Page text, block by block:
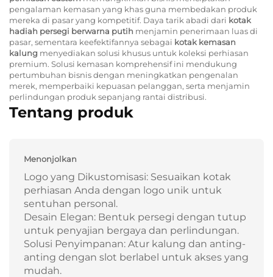
pengalaman kemasan yang khas guna membedakan produk
mereka di pasar yang kompetitif. Daya tarik abadi dari kotak
hadiah persegi berwarna putih menjamin penerimaan luas di
pasar, sementara keefektifannya sebagai kotak kemasan
kalung menyediakan solusi khusus untuk koleksi perhiasan
premium. Solusi kemasan komprehensif ini mendukung
pertumbuhan bisnis dengan meningkatkan pengenalan
merek, memperbaiki kepuasan pelanggan, serta menjamin
perlindungan produk sepanjang rantai distribusi.
Tentang produk
Menonjolkan
Logo yang Dikustomisasi: Sesuaikan kotak
perhiasan Anda dengan logo unik untuk
sentuhan personal.
Desain Elegan: Bentuk persegi dengan tutup
untuk penyajian bergaya dan perlindungan.
Solusi Penyimpanan: Atur kalung dan anting-
anting dengan slot berlabel untuk akses yang
mudah.